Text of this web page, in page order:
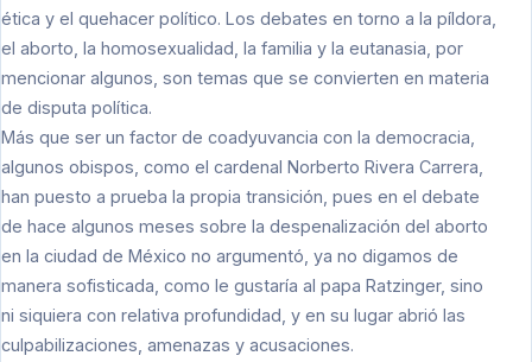
ética y el quehacer político. Los debates en torno a la píldora,
el aborto, la homosexualidad, la familia y la eutanasia, por
mencionar algunos, son temas que se convierten en materia
de disputa política.
Más que ser un factor de coadyuvancia con la democracia,
algunos obispos, como el cardenal Norberto Rivera Carrera,
han puesto a prueba la propia transición, pues en el debate
de hace algunos meses sobre la despenalización del aborto
en la ciudad de México no argumentó, ya no digamos de
manera sofisticada, como le gustaría al papa Ratzinger, sino
ni siquiera con relativa profundidad, y en su lugar abrió las
culpabilizaciones, amenazas y acusaciones.